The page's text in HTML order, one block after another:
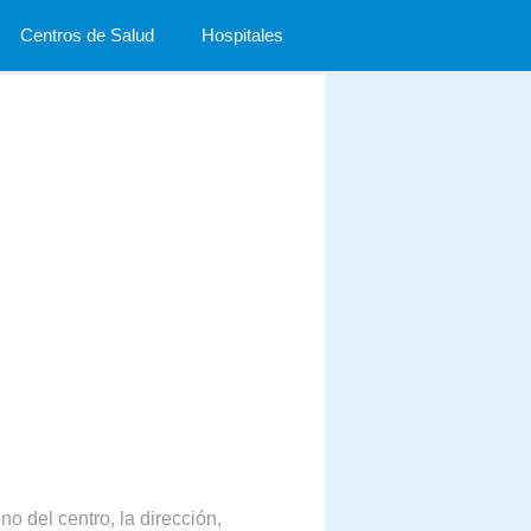
Centros de Salud Hospitales
del centro, la dirección,